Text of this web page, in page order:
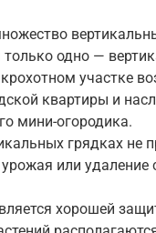
одно —
участке
квартиры и
мини-огородика.
грядках
или
хорошей